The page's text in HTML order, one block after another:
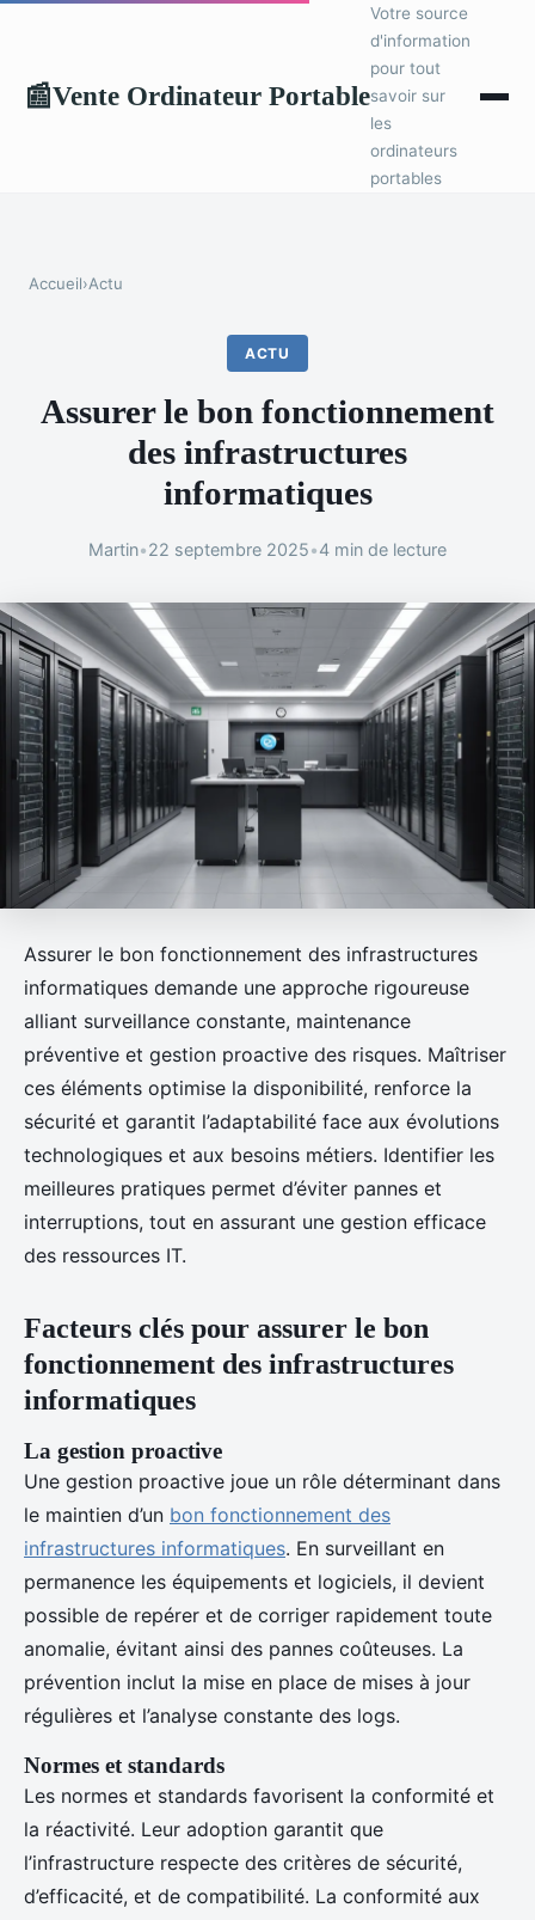
📰Vente Ordinateur Portable
Votre source
d'information
pour tout
savoir sur
les
ordinateurs
portables
Accueil›Actu
ACTU
Assurer le bon fonctionnement
des infrastructures
informatiques
Martin•22 septembre 2025•4 min de lecture
Assurer le bon fonctionnement des infrastructures
informatiques demande une approche rigoureuse
alliant surveillance constante, maintenance
préventive et gestion proactive des risques. Maîtriser
ces éléments optimise la disponibilité, renforce la
sécurité et garantit l’adaptabilité face aux évolutions
technologiques et aux besoins métiers. Identifier les
meilleures pratiques permet d’éviter pannes et
interruptions, tout en assurant une gestion efficace
des ressources IT.
Facteurs clés pour assurer le bon
fonctionnement des infrastructures
informatiques
La gestion proactive
Une gestion proactive joue un rôle déterminant dans
le maintien d’un bon fonctionnement des
infrastructures informatiques. En surveillant en
permanence les équipements et logiciels, il devient
possible de repérer et de corriger rapidement toute
anomalie, évitant ainsi des pannes coûteuses. La
prévention inclut la mise en place de mises à jour
régulières et l’analyse constante des logs.
Normes et standards
Les normes et standards favorisent la conformité et
la réactivité. Leur adoption garantit que
l’infrastructure respecte des critères de sécurité,
d’efficacité, et de compatibilité. La conformité aux